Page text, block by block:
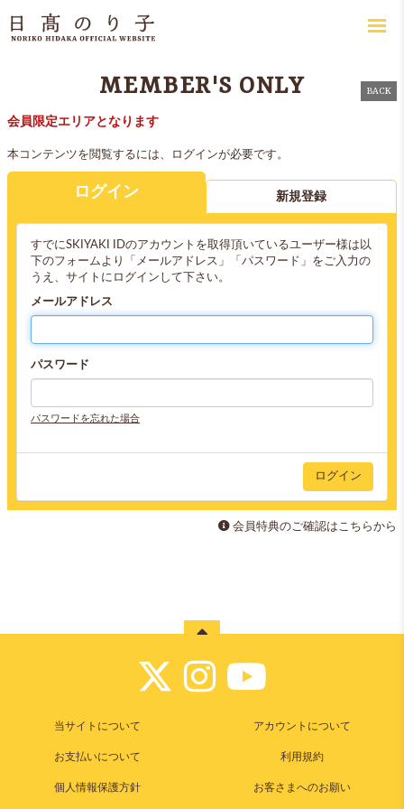
MEMBER'S ONLY BACK
会員限定エリアとなります
本コンテンツを閲覧するには、ログインが必要です。
ログイン 新規登録
すでにSKIYAKI IDのアカウントを取得頂いているユーザー様は以
下のフォームより「メールアドレス」「パスワード」をご入力の
うえ、サイトにログインして下さい。
メールアドレス
パスワード
パスワードを忘れた場合
会員特典のご確認はこちらから
当サイトについて アカウントについて
お支払いについて 利用規約
個人情報保護方針 お客さまへのお願い